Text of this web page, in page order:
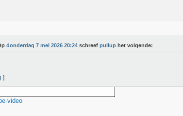
donderdag 7 mei 2026 20:24 schreef pullup het volgende:
]
video